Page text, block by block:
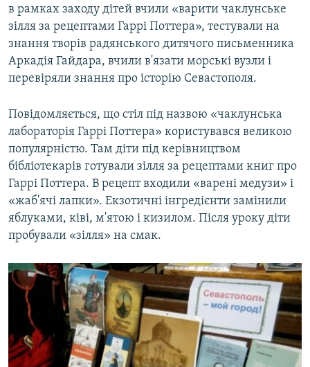
в рамках заходу дітей вчили «варити чаклунське
зілля за рецептами Гаррі Поттера», тестували на
знання творів радянського дитячого письменника
Аркадія Гайдара, вчили в'язати морські вузли і
перевіряли знання про історію Севастополя.
Повідомляється, що стіл під назвою «чаклунська
лабораторія Гаррі Поттера» користувався великою
популярністю. Там діти під керівництвом
бібліотекарів готували зілля за рецептами книг про
Гаррі Поттера. В рецепт входили «варені медузи» і
«жаб'ячі лапки». Екзотичні інгредієнти замінили
яблуками, ківі, м'ятою і кизилом. Після уроку діти
пробували «зілля» на смак.